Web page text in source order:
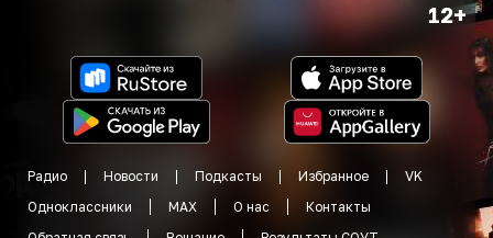
12+
Радио Новости Подкасты Избранное
VK
Одноклассники
MAX О нас
Контакты